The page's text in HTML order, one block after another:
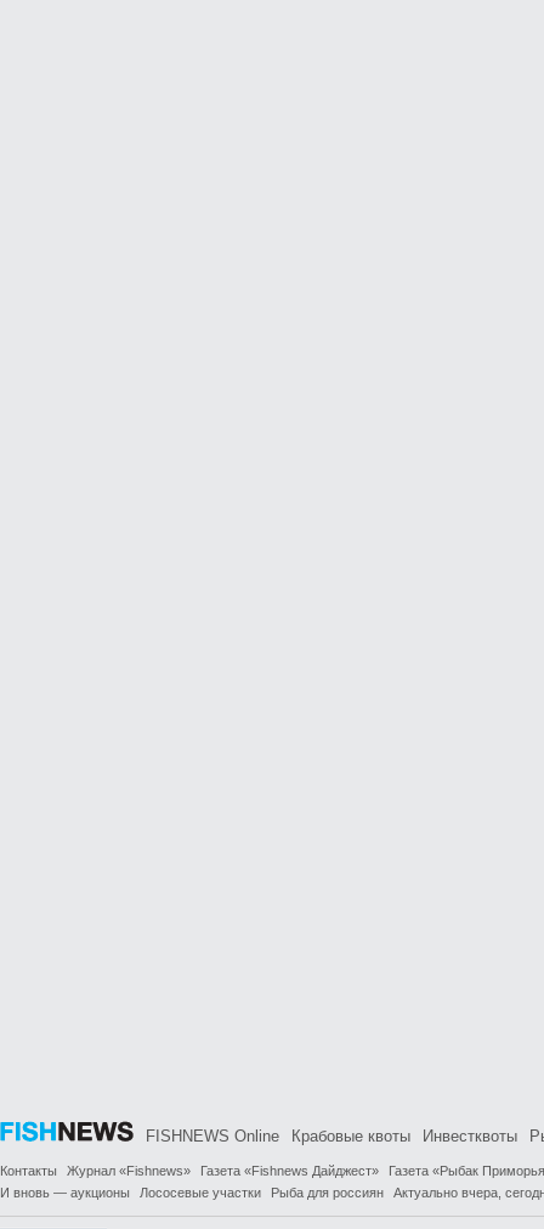
FISHNEWS Online Крабовые квоты Инвестквоты
Контакты Журнал «Fishnews» Газета «Fishnews Дайджест»
Газета «Рыбак
И вновь — аукционы
Лососевые участки Рыба для россиян Актуально вчера,